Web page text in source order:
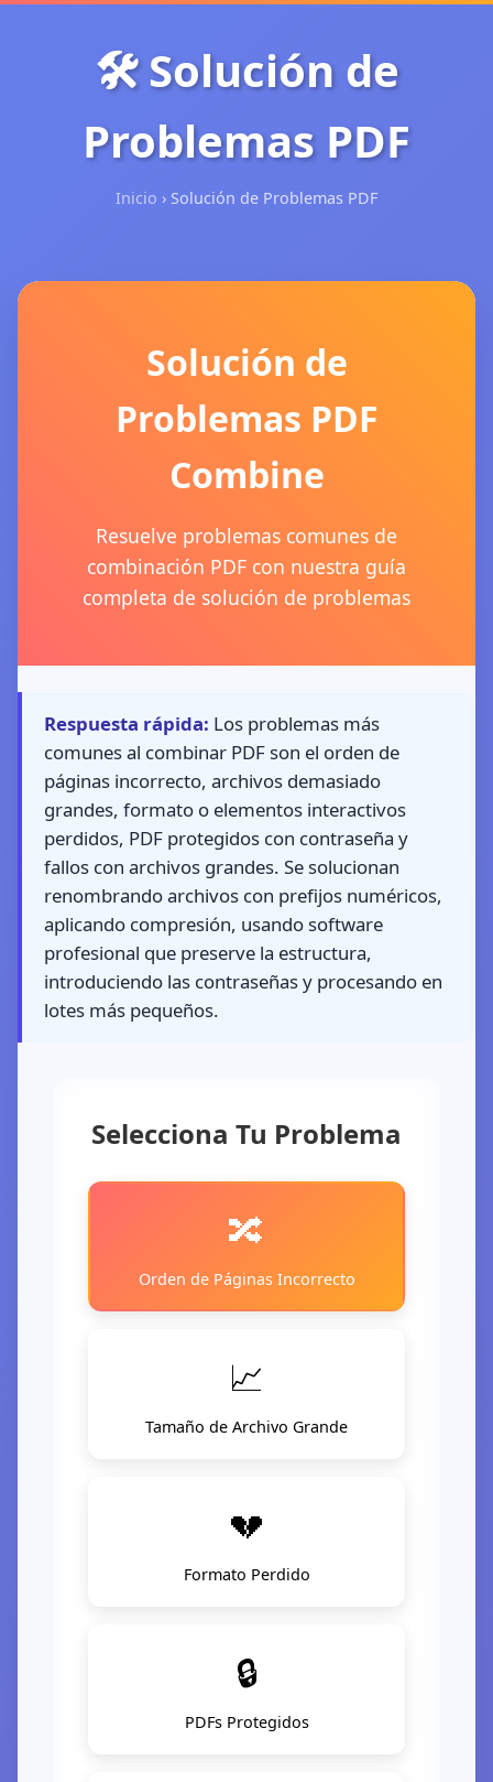
🛠️ Solución de
Problemas PDF
Inicio › Solución de Problemas PDF
Solución de
Problemas PDF
Combine
Resuelve problemas comunes de
combinación PDF con nuestra guía
completa de solución de problemas
Respuesta rápida: Los problemas más
comunes al combinar PDF son el orden de
páginas incorrecto, archivos demasiado
grandes, formato o elementos interactivos
perdidos, PDF protegidos con contraseña y
fallos con archivos grandes. Se solucionan
renombrando archivos con prefijos numéricos,
aplicando compresión, usando software
profesional que preserve la estructura,
introduciendo las contraseñas y procesando en
lotes más pequeños.
Selecciona Tu Problema
🔀
Orden de Páginas Incorrecto
📈
Tamaño de Archivo Grande
💔
Formato Perdido
🔒
PDFs Protegidos